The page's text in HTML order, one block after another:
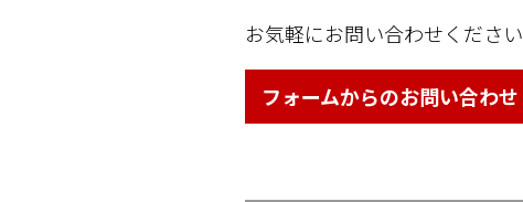
お気軽にお問い合わせください
フォームからのお問い合わせ